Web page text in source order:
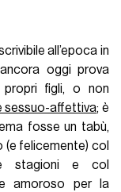
all’epoca in
oggi prova
figli, o non
sessuo-affettiva; è
fosse un tabù,
felicemente) col
stagioni e col
amoroso per la